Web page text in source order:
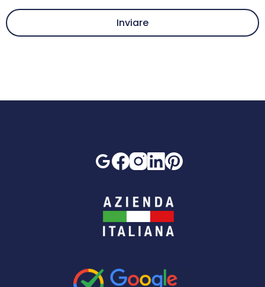
Inviare